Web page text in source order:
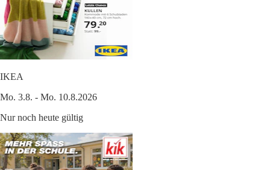
IKEA
Mo. 3.8. - Mo. 10.8.2026
Nur noch heute gültig